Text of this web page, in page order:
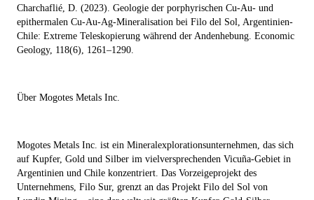
Charchaflié, D. (2023). Geologie der porphyrischen Cu-Au- und
epithermalen Cu-Au-Ag-Mineralisation bei Filo del Sol, Argentinien-
Chile: Extreme Teleskopierung während der Andenhebung. Economic
Geology, 118(6), 1261–1290.
Über Mogotes Metals Inc.
Mogotes Metals Inc. ist ein Mineralexplorationsunternehmen, das sich
auf Kupfer, Gold und Silber im vielversprechenden Vicuña-Gebiet in
Argentinien und Chile konzentriert. Das Vorzeigeprojekt des
Unternehmens, Filo Sur, grenzt an das Projekt Filo del Sol von